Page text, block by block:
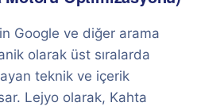
Google ve diğer arama
olarak üst sıralarda
teknik ve içerik
Lejyo olarak, Kahta